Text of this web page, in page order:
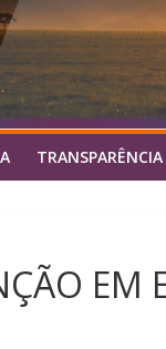
TRANSPARÊNCIA
EM